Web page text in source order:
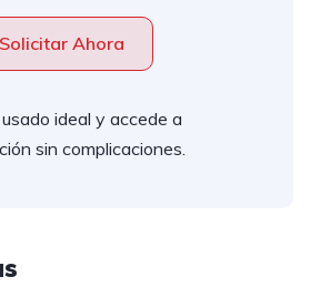
Solicitar Ahora
ideal y accede a
sin complicaciones.